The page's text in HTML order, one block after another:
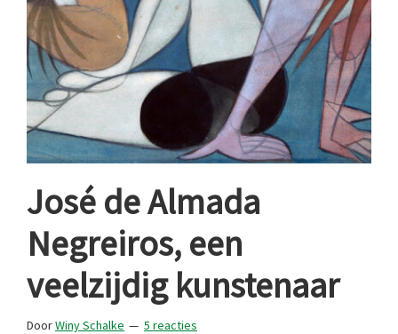
José de Almada
Negreiros, een
veelzijdig kunstenaar
DoorWiny Schalke
5 reacties